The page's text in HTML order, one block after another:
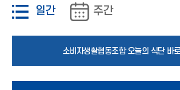
일간 주간
소비자생활협동조합 오늘의 식단 바